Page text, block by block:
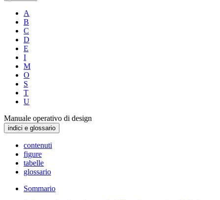
A
B
C
D
E
I
M
O
S
T
U
Manuale operativo di design
indici e glossario
contenuti
figure
tabelle
glossario
Sommario